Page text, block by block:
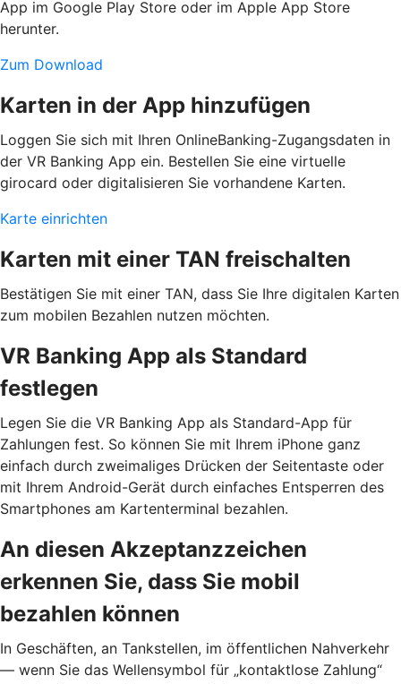
App im Google Play Store oder im Apple App Store
herunter.
Zum Download
Karten in der App hinzufügen
Loggen Sie sich mit Ihren OnlineBanking-Zugangsdaten in
der VR Banking App ein. Bestellen Sie eine virtuelle
girocard oder digitalisieren Sie vorhandene Karten.
Karte einrichten
Karten mit einer TAN freischalten
Bestätigen Sie mit einer TAN, dass Sie Ihre digitalen Karten
zum mobilen Bezahlen nutzen möchten.
VR Banking App als Standard
festlegen
Legen Sie die VR Banking App als Standard-App für
Zahlungen fest. So können Sie mit Ihrem iPhone ganz
einfach durch zweimaliges Drücken der Seitentaste oder
mit Ihrem Android-Gerät durch einfaches Entsperren des
Smartphones am Kartenterminal bezahlen.
An diesen Akzeptanzzeichen
erkennen Sie, dass Sie mobil
bezahlen können
In Geschäften, an Tankstellen, im öffentlichen Nahverkehr
— wenn Sie das Wellensymbol für „kontaktlose Zahlung“